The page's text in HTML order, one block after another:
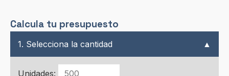
Calcula tu presupuesto
1. Selecciona la cantidad ▲
Unidades: